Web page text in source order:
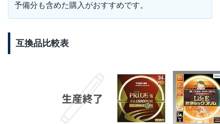
予備分も含めた購入がおすすめです。
互換品比較表